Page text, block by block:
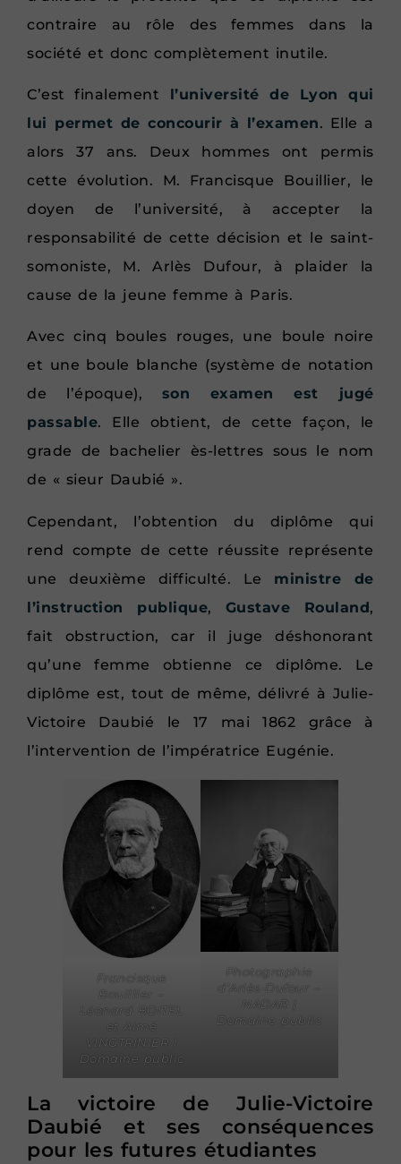
contraire au rôle des femmes dans la
société et donc complètement inutile.
C’est finalement l’université de Lyon qui
lui permet de concourir à l’examen. Elle a
alors 37 ans. Deux hommes ont permis
cette évolution. M. Francisque Bouillier, le
doyen de l’université, à accepter la
responsabilité de cette décision et le saint-
somoniste, M. Arlès Dufour, à plaider la
cause de la jeune femme à Paris.
Avec cinq boules rouges, une boule noire
et une boule blanche (système de notation
de l’époque), son examen est jugé
passable. Elle obtient, de cette façon, le
grade de bachelier ès-lettres sous le nom
de « sieur Daubié ».
Cependant, l’obtention du diplôme qui
rend compte de cette réussite représente
une deuxième difficulté. Le ministre de
l’instruction publique, Gustave Rouland,
fait obstruction, car il juge déshonorant
qu’une femme obtienne ce diplôme. Le
diplôme est, tout de même, délivré à Julie-
Victoire Daubié le 17 mai 1862 grâce à
l’intervention de l’impératrice Eugénie.
Francisque
Bouillier –
Léonard BOITEL
et Aimé
VINGTRINIER |
Domaine public
Photographie
d’Arlès-Dufour –
NADAR |
Domaine public
La victoire de Julie-Victoire
Daubié et ses conséquences
pour les futures étudiantes